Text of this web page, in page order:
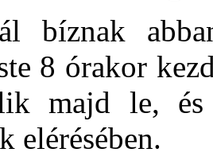
bíznak
8 órakor
majd le,
elérésében.